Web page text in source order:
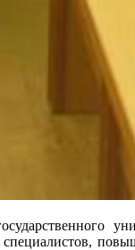
специалистов,